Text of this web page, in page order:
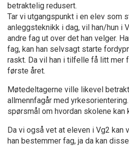
betraktelig redusert.
Tar vi utgangspunkt i en elev som
anleggsteknikk i dag, vil han/hun i
andre fag ut over det han velger.
fag, kan han selvsagt starte
raskt. Da vil han i tilfelle få litt mer
første året.
Møtedeltagerne ville likevel
allmennfagår med
spørsmål om hvordan skolene kan
Da vi også vet at eleven i Vg2 kan
han bestemmer fag, ja da kan